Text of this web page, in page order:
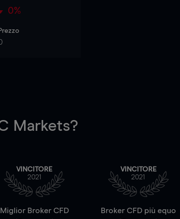
0%
Markets?
VINCITORE
2021
Miglior Broker CFD
VINCITORE
2021
Broker CFD più equo